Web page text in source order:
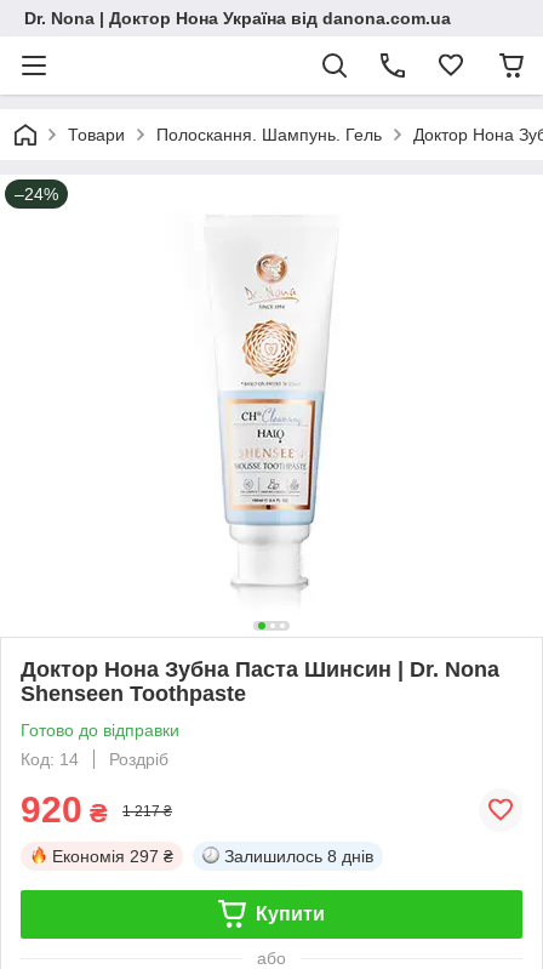
Dr. Nona | Доктор Нона Україна від danona.com.ua
Товари Полоскання. Шампунь. Гель Доктор Нона
–24%
Доктор Нона Зубна Паста Шинсин | Dr. Nona
Shenseen Toothpaste
Готово до відправки
Код: 14
Роздріб
920 ₴ 1 217 ₴
Економія 297 ₴ Залишилось 8 днів
Купити
або